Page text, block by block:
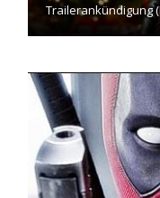
Trailerankündigung